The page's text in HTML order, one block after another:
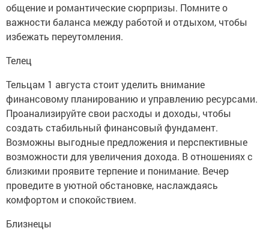
общение и романтические сюрпризы. Помните о
важности баланса между работой и отдыхом, чтобы
избежать переутомления.
Телец
Тельцам 1 августа стоит уделить внимание
финансовому планированию и управлению ресурсами.
Проанализируйте свои расходы и доходы, чтобы
создать стабильный финансовый фундамент.
Возможны выгодные предложения и перспективные
возможности для увеличения дохода. В отношениях с
близкими проявите терпение и понимание. Вечер
проведите в уютной обстановке, наслаждаясь
комфортом и спокойствием.
Близнецы